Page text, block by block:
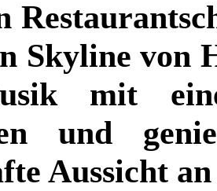
Skyline von
mit
und
Aussicht